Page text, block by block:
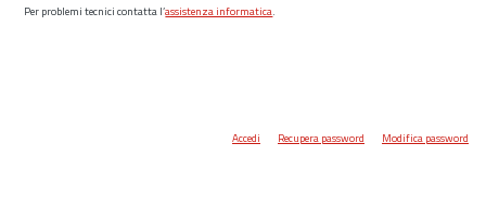
Per problemi tecnici contatta l’assistenza informatica.
Accedi Recupera password Modifica password